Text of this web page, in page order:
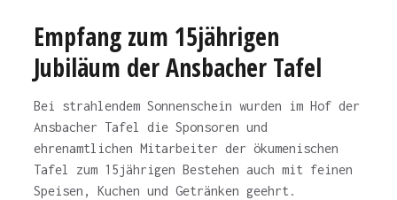
Empfang zum 15jährigen
Jubiläum der Ansbacher Tafel
Bei strahlendem Sonnenschein wurden im Hof der
Ansbacher Tafel die Sponsoren und
ehrenamtlichen Mitarbeiter der ökumenischen
Tafel zum 15jährigen Bestehen auch mit feinen
Speisen, Kuchen und Getränken geehrt.